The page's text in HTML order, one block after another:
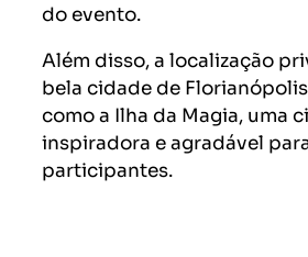
do evento.
Além disso, a localização
bela cidade de
como a Ilha da Magia, uma
inspiradora e agradável
participantes.